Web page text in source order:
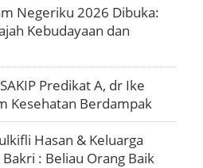
Negeriku 2026 Dibuka:
Kebudayaan dan
Predikat A, dr Ike
Kesehatan Berdampak
Hasan & Keluarga
: Beliau Orang Baik